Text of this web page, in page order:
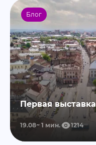
Блог
Первая
19.08 1 мин. 1214